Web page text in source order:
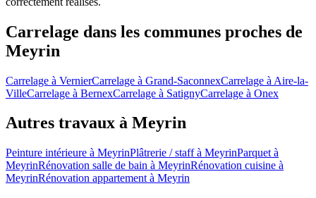
Carrelage dans les communes proches de
Meyrin
Carrelage à VernierCarrelage à Grand-SaconnexCarrelage à Aire-la-
VilleCarrelage à BernexCarrelage à SatignyCarrelage à Onex
Autres travaux à Meyrin
Peinture intérieure à MeyrinPlâtrerie / staff à MeyrinParquet à
MeyrinRénovation salle de bain à MeyrinRénovation cuisine à
MeyrinRénovation appartement à Meyrin